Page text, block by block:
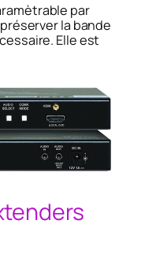
par
la bande
Elle est